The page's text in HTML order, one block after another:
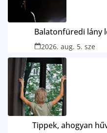
Balatonfüredi lány
2026. aug. 5. sze
Tippek, ahogyan